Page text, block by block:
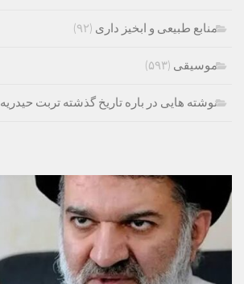
منابع طبیعی و ابخیز داری (۹۲)
موسیقی (۵۹۳)
نوشته هایی در باره تاریخ گذشته تربت حیدریه